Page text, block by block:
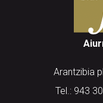
Arantzibia
Tel.: 943